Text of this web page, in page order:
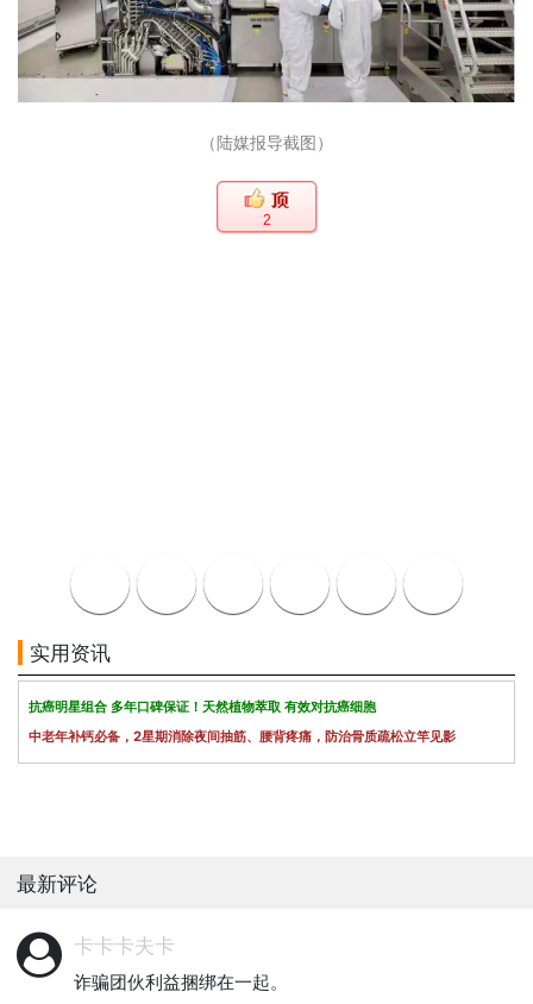
（陆媒报导截图）
2
实用资讯
抗癌明星组合 多年口碑保证！天然植物萃取 有效对抗癌细胞
中老年补钙必备，2星期消除夜间抽筋、腰背疼痛，防治骨质疏松立竿见影
最新评论
卡卡卡夫卡
诈骗团伙利益捆绑在一起。